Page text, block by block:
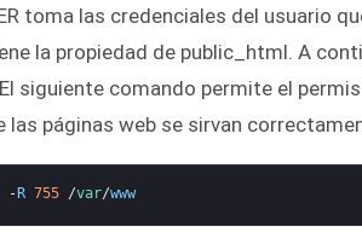
toma las credenciales del usuario
la propiedad de public_html. A
siguiente comando permite el
las páginas web se sirvan
- R 755 /var/www